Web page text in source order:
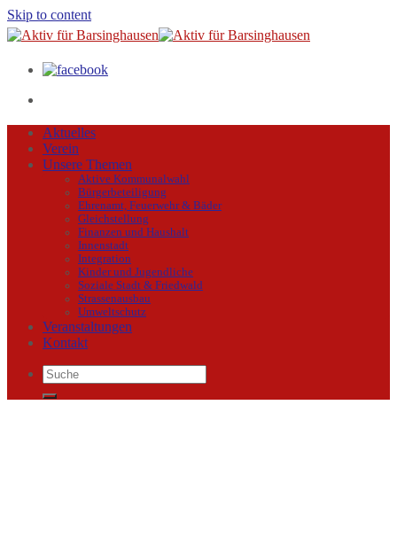
Skip to content
Aktuelles
Verein
Unsere Themen
Aktive Kommunalwahl
Bürgerbeteiligung
Ehrenamt, Feuerwehr & Bäder
Gleichstellung
Finanzen und Haushalt
Innenstadt
Integration
Kinder und Jugendliche
Soziale Stadt & Friedwald
Strassenausbau
Umweltschutz
Veranstaltungen
Kontakt